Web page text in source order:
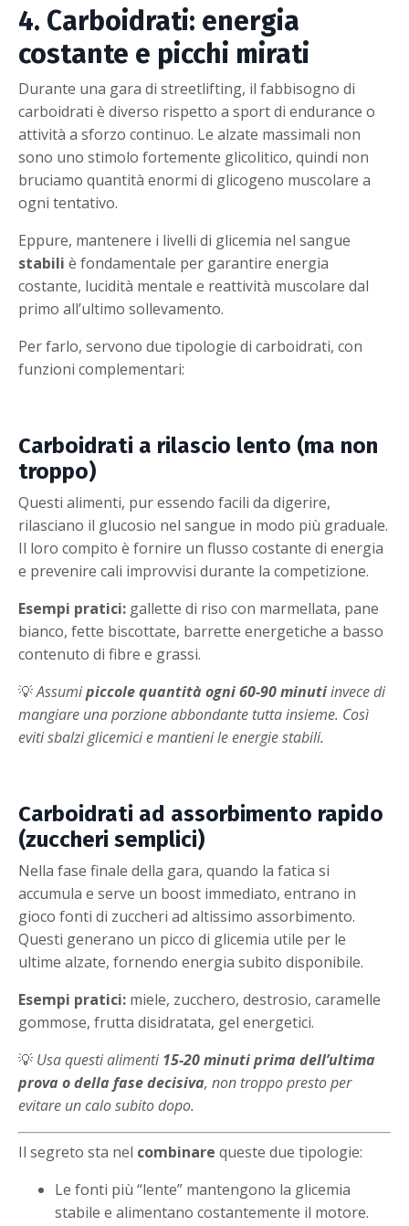
4. Carboidrati: energia
costante e picchi mirati
Durante una gara di streetlifting, il fabbisogno di
carboidrati è diverso rispetto a sport di endurance o
attività a sforzo continuo. Le alzate massimali non
sono uno stimolo fortemente glicolitico, quindi non
bruciamo quantità enormi di glicogeno muscolare a
ogni tentativo.
Eppure, mantenere i livelli di glicemia nel sangue
stabili è fondamentale per garantire energia
costante, lucidità mentale e reattività muscolare dal
primo all’ultimo sollevamento.
Per farlo, servono due tipologie di carboidrati, con
funzioni complementari:
Carboidrati a rilascio lento (ma non
troppo)
Questi alimenti, pur essendo facili da digerire,
rilasciano il glucosio nel sangue in modo più graduale.
Il loro compito è fornire un flusso costante di energia
e prevenire cali improvvisi durante la competizione.
Esempi pratici: gallette di riso con marmellata, pane
bianco, fette biscottate, barrette energetiche a basso
contenuto di fibre e grassi.
💡Assumipiccole quantità ogni 60-90 minutiinvece di
mangiare una porzione abbondante tutta insieme. Così
eviti sbalzi glicemici e mantieni le energie stabili.
Carboidrati ad assorbimento rapido
(zuccheri semplici)
Nella fase finale della gara, quando la fatica si
accumula e serve un boost immediato, entrano in
gioco fonti di zuccheri ad altissimo assorbimento.
Questi generano un picco di glicemia utile per le
ultime alzate, fornendo energia subito disponibile.
Esempi pratici: miele, zucchero, destrosio, caramelle
gommose, frutta disidratata, gel energetici.
💡 Usa questi alimenti 15-20 minuti prima dell’ultima
prova o della fase decisiva, non troppo presto per
evitare un calo subito dopo.
Il segreto sta nel combinare queste due tipologie:
Le fonti più “lente” mantengono la glicemia
stabile e alimentano costantemente il motore.